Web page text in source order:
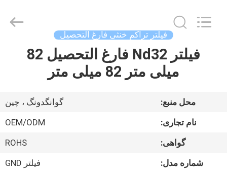
صفحه
محصولات
Technology
فیلتر تراکم خنثی فارغ التحصیل
فیلتر Nd32 فارغ التحصیل 82
میلی متر 82 میلی متر
محل منبع:
گوانگدونگ ، چین
نام تجاری:
OEM/ODM
گواهی:
ROHS
شماره مدل:
فیلتر GND